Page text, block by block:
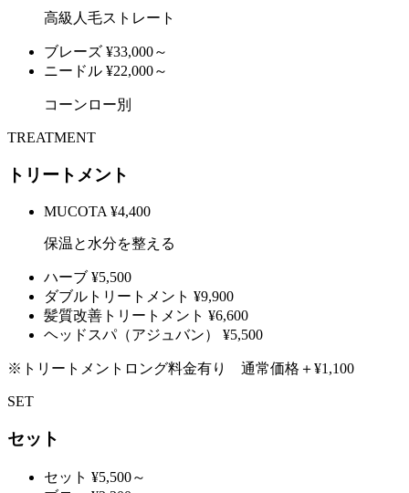
高級人毛ストレート
ブレーズ ¥33,000～
ニードル ¥22,000～
コーンロー別
TREATMENT
トリートメント
MUCOTA ¥4,400
保温と水分を整える
ハーブ ¥5,500
ダブルトリートメント ¥9,900
髪質改善トリートメント ¥6,600
ヘッドスパ（アジュバン）
¥5,500
※トリートメントロング料金有り 通常価格＋¥1,100
SET
セット
セット ¥5,500～